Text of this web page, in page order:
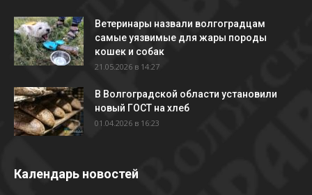
Ветеринары назвали волгоградцам
самые уязвимые для жары породы
кошек и собак
21.05.2026 в 14:27
В Волгоградской области установили
новый ГОСТ на хлеб
01.04.2026 в 16:23
Календарь новостей